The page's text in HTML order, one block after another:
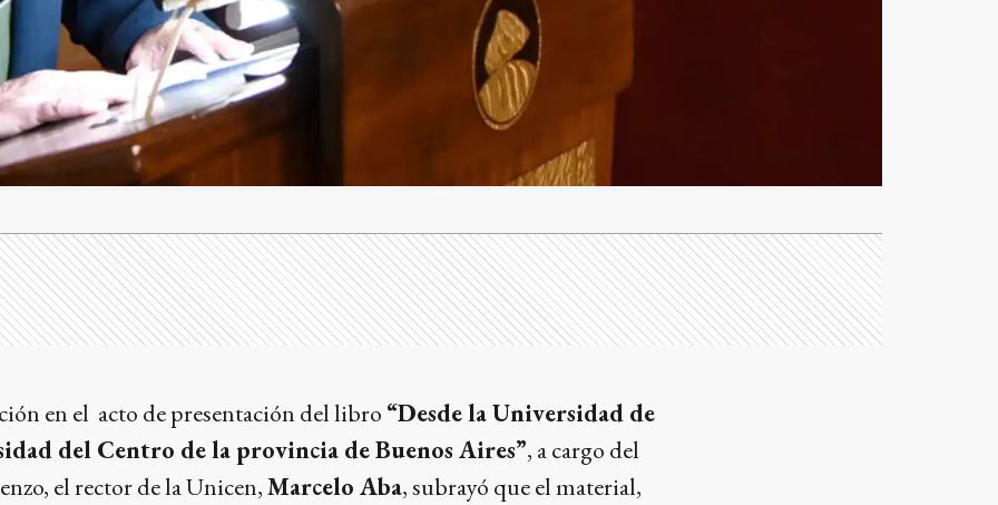
en el acto de presentación del libro “Desde la Universidad de
del Centro de la provincia de Buenos Aires”, a cargo del
el rector de la Unicen,Marcelo Aba, subrayó que el material,